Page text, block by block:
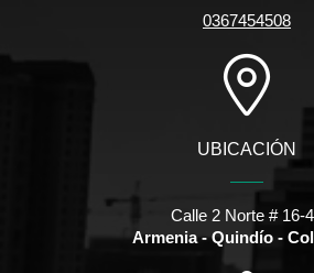
0367454508
UBICACIÓN
Calle 2 Norte # 16-
Armenia - Quindío -